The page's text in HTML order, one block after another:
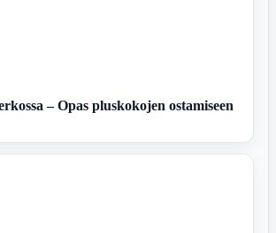
– Opas pluskokojen ostamiseen